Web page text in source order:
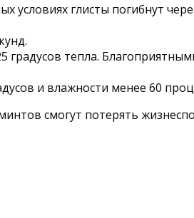
глисты погибнут
тепла.
и влажности менее 60
смогут потерять